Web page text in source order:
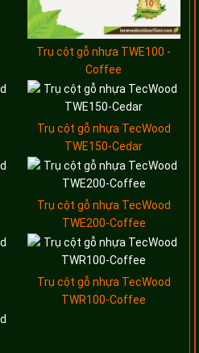
Trụ cột gỗ nhựa TWE100 -
Coffee
Trụ cột gỗ nhựa TecWood
TWE150-Cedar
Trụ cột gỗ nhựa TecWood
TWE200-Coffee
Trụ cột gỗ nhựa TecWood
TWR100-Coffee